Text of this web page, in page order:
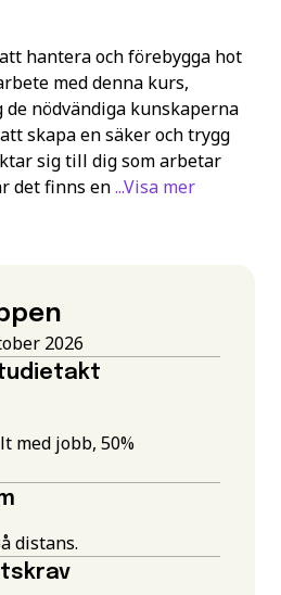
hantera och förebygga hot
med denna kurs,
nödvändiga kunskaperna
skapa en säker och trygg
sig till dig som arbetar
det finns en...Visa mer
2026
med jobb, 50%
distans.